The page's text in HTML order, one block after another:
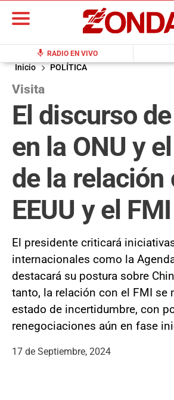
mic RADIO EN VIVO
Inicio POLÍTICA
Visita
El discurso
en la ONU y
de la relación
EEUU y el FMI
El presidente criticará
internacionales como la
destacará su postura sobre
tanto, la relación con el FMI se
estado de incertidumbre, con
renegociaciones aún en fase
17 de Septiembre, 2024